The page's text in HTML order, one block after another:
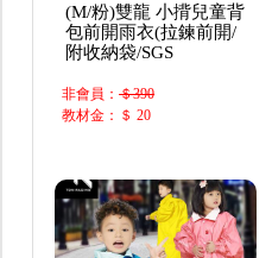
(M/粉)雙龍 小揹兒童背
包前開雨衣(拉鍊前開/
附收納袋/SGS
非會員：＄390
教材金：＄ 20